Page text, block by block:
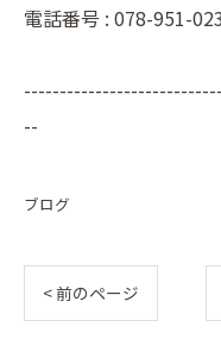
電話番号 : 078-951-
--
ブログ
< 前のページ